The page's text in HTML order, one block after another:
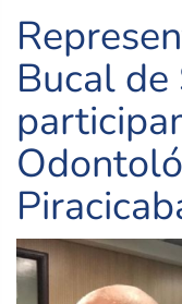
Bucal de